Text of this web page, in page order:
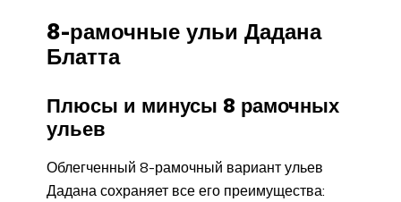
8-рамочные ульи Дадана
Блатта
Плюсы и минусы 8 рамочных
ульев
Облегченный 8-рамочный вариант ульев
Дадана сохраняет все его преимущества: